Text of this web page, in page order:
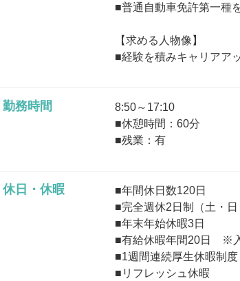
■普通自動車免許第一種
【求める人物像】
勤務時間
8:50～17:10
■休憩時間：60分
■残業：有
休日・休暇
■年間休日数120日
■完全週休2日制（土・日
■年末年始休暇3日
■有給休暇年間20日　※
■1週間連続厚生休暇制度
■リフレッシュ休暇